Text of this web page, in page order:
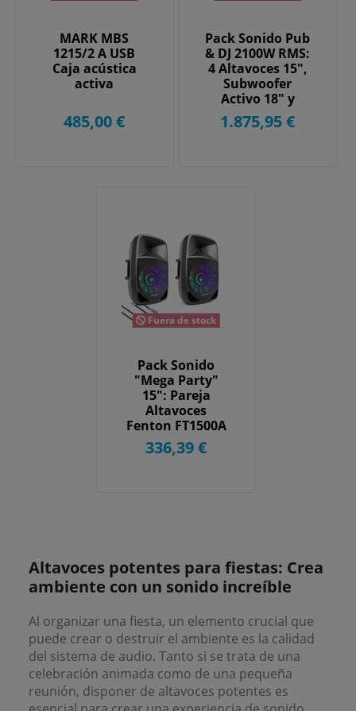
MARK MBS
1215/2 A USB
Caja acústica
activa
485,00 €
Pack Sonido Pub
& DJ 2100W RMS:
4 Altavoces 15",
Subwoofer
Activo 18" y
Mesa DJ con USB
1.875,95 €
Fuera de stock
Pack Sonido
"Mega Party"
15": Pareja
Altavoces
Fenton FT1500A
(2x 800W) + Cable
Link
336,39 €
Altavoces potentes para fiestas: Crea
ambiente con un sonido increíble
Al organizar una fiesta, un elemento crucial que
puede crear o destruir el ambiente es la calidad
del sistema de audio. Tanto si se trata de una
celebración animada como de una pequeña
reunión, disponer de altavoces potentes es